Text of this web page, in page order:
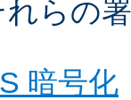
らの
暗号化